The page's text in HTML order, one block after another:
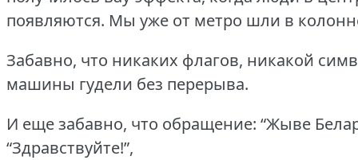
появляются. Мы уже от метро шли в
Забавно, что никаких флагов, никакой
машины гудели без перерыва.
И еще забавно, что обращение: “Жыве
“Здравствуйте!”,